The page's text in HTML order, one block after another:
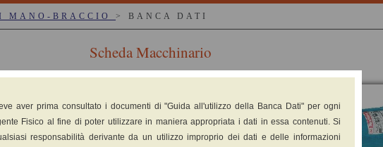
MANO-BRACCIO > BANCA DATI
Scheda Macchinario
verticali, angolari)
aver prima consultato i documenti di "Guida all'utilizzo della Banca Dati" per ogni
Fisico al fine di poter utilizzare in maniera appropriata i dati in essa contenuti. Si
responsabilità derivante da un utilizzo improprio dei dati e delle informazioni